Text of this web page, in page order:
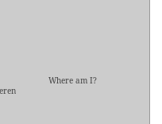
Where am I?